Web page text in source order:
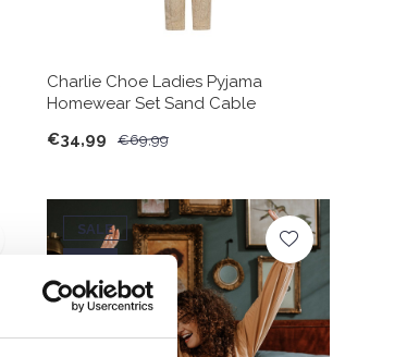
Charlie Choe Ladies Pyjama
Homewear Set Sand Cable
€34,99
€69,99
SALE